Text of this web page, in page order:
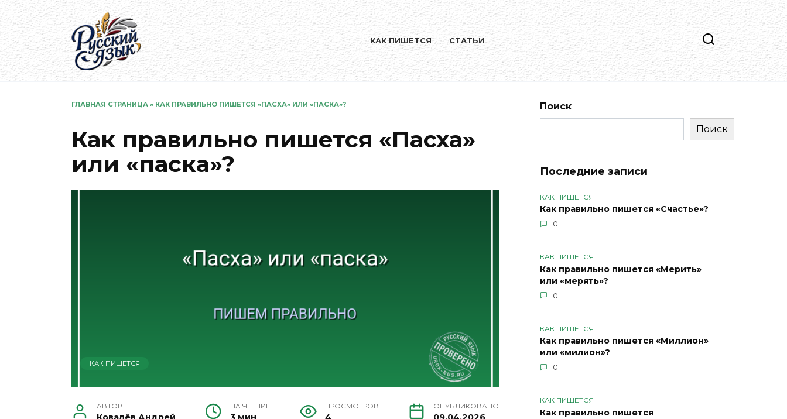
Перейти
к
содержанию
КАК ПИШЕТСЯ СТАТЬИ
ГЛАВНАЯ СТРАНИЦА » КАК ПРАВИЛЬНО ПИШЕТСЯ «ПАСХА» ИЛИ «ПАСКА»?
Как правильно пишется «Пасха»
или «паска»?
КАК ПИШЕТСЯ
АВТОР НА ЧТЕНИЕ ПРОСМОТРОВ ОПУБЛИКОВАНО
Поиск
Поиск
Последние записи
КАК ПИШЕТСЯ
Как правильно пишется «Счастье»?
0
КАК ПИШЕТСЯ
Как правильно пишется «Мерить»
или «мерять»?
0
КАК ПИШЕТСЯ
Как правильно пишется «Миллион»
или «милион»?
0
КАК ПИШЕТСЯ
Как правильно пишется